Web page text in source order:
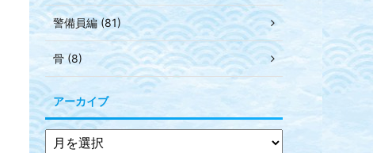
警備員編 (81)
骨 (8)
アーカイブ